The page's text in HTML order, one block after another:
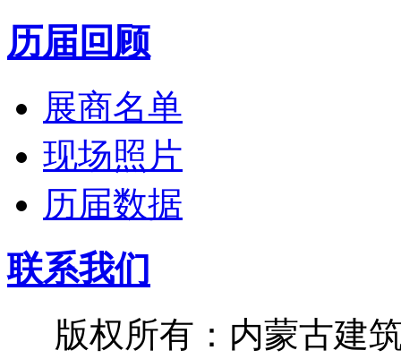
历届回顾
展商名单
现场照片
历届数据
联系我们
版权所有：内蒙古建